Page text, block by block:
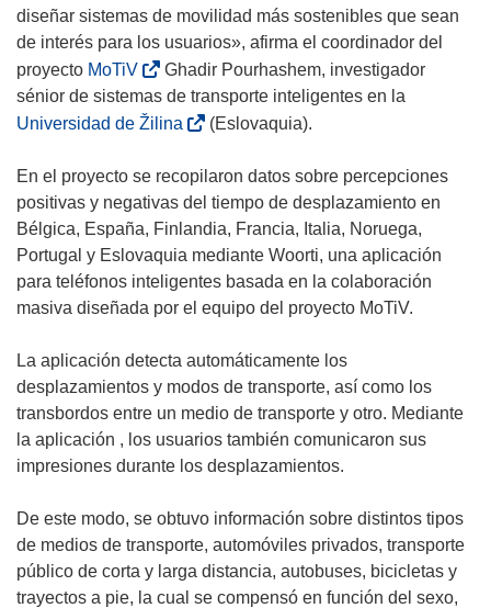
diseñar sistemas de movilidad más sostenibles que sean
de interés para los usuarios», afirma el coordinador del
proyecto MoTiV(
s
e
b
r
i
r
á
e
u
n
a
n
u
v
a
v
e
Ghadir Pourhashem, investigador
sénior de sistemas de transporte inteligentes en la
Universidad de Žilina
e
a
b
r
i
r
e
n
u
n
a
u
e
v
a
(Eslovaquia).
En el proyecto se recopilaron datos sobre percepciones
positivas y negativas del tiempo de desplazamiento en
Bélgica, España, Finlandia, Francia, Italia, Noruega,
Portugal y Eslovaquia mediante Woorti, una aplicación
para teléfonos inteligentes basada en la colaboración
masiva diseñada por el equipo del proyecto MoTiV.
La aplicación detecta automáticamente los
desplazamientos y modos de transporte, así como los
transbordos entre un medio de transporte y otro. Mediante
la aplicación , los usuarios también comunicaron sus
impresiones durante los desplazamientos.
De este modo, se obtuvo información sobre distintos tipos
de medios de transporte, automóviles privados, transporte
público de corta y larga distancia, autobuses, bicicletas y
trayectos a pie, la cual se compensó en función del sexo,